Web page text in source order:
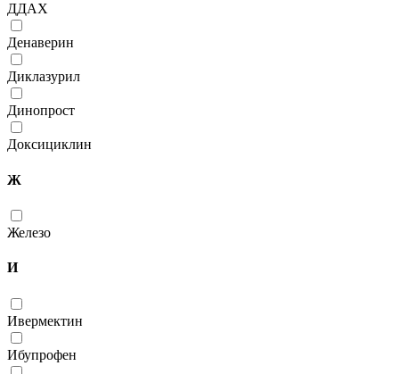
ДДАХ
Денаверин
Диклазурил
Динопрост
Доксициклин
Ж
Железо
И
Ивермектин
Ибупрофен